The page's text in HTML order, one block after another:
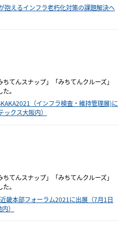
抱えるインフラ老朽化対策の課題解決へ
てんスナップ」「みちてんクルーズ」
。
（インフラ検査・維持管理展)に
クス大阪内）
てんスナップ」「みちてんクルーズ」
。
畿本部フォーラム2021に出展（7月1日
）